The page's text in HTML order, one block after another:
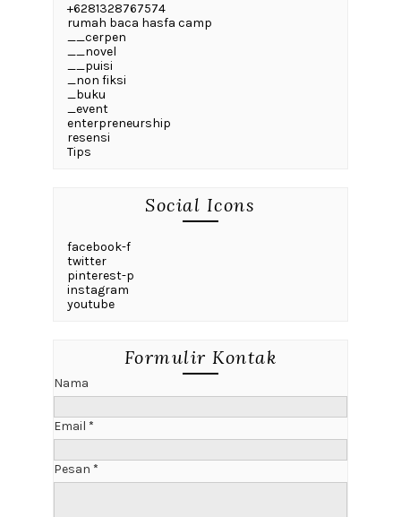
+6281328767574
rumah baca hasfa camp
__cerpen
__novel
__puisi
_non fiksi
_buku
_event
enterpreneurship
resensi
Tips
Social Icons
facebook-f
twitter
pinterest-p
instagram
youtube
Formulir Kontak
Nama
Email *
Pesan *